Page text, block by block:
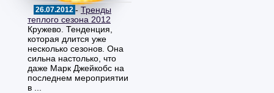
26.07.2012 - Тренды
теплого сезона 2012
Кружево. Тенденция,
которая длится уже
несколько сезонов. Она
сильна настолько, что
даже Марк Джейкобс на
последнем мероприятии
в ...